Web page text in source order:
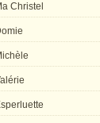
Christel